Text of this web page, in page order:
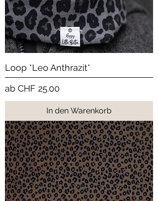
Loop *Leo Anthrazit*
ab CHF 25.00
Sale-Preis
In den Warenkorb